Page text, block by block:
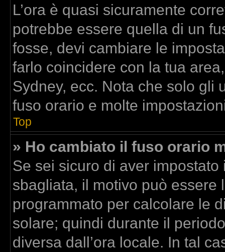
L’ora è quasi sicuramente
potrebbe essere quella di un
fosse, devi cambiare le
farlo coincidere con la tua
Sydney, ecc. Nota che solo gli
fuso orario e molte
Top
» Ho cambiato il fuso orario
Se sei sicuro di aver
sbagliata, il motivo può essere
programmato per calcolare le
solare; quindi durante il
diversa dall’ora locale. In tal